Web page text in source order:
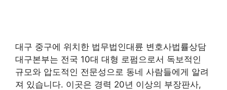
대구 중구에 위치한 법무법인대륜 변호사법률상담
대구본부는 전국 10대 대형 로펌으로서 독보적인
규모와 압도적인 전문성으로 동네 사람들에게 알려
져 있습니다. 이곳은 경력 20년 이상의 부장판사,